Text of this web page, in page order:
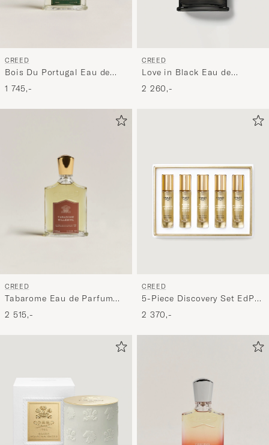
CREED
Bois Du Portugal Eau de
Parfum 50ml
1 745,-
CREED
Love in Black Eau de
Parfum 75ml
2 260,-
CREED
Tabarome Eau de Parfum
100ml
2 515,-
CREED
5-Piece Discovery Set EdP 5
x 10 ml
2 370,-